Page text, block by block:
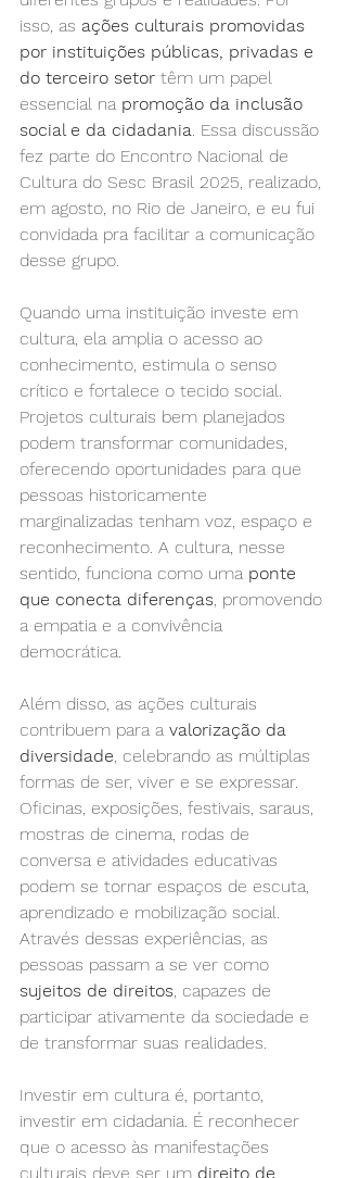
isso, as ações culturais promovidas
por instituições públicas, privadas e
do terceiro setor têm um papel
essencial na promoção da inclusão
social e da cidadania. Essa discussão
fez parte do Encontro Nacional de
Cultura do Sesc Brasil 2025, realizado,
em agosto, no Rio de Janeiro, e eu fui
convidada pra facilitar a comunicação
desse grupo.
Quando uma instituição investe em
cultura, ela amplia o acesso ao
conhecimento, estimula o senso
crítico e fortalece o tecido social.
Projetos culturais bem planejados
podem transformar comunidades,
oferecendo oportunidades para que
pessoas historicamente
marginalizadas tenham voz, espaço e
reconhecimento. A cultura, nesse
sentido, funciona como uma ponte
que conecta diferenças, promovendo
a empatia e a convivência
democrática.
Além disso, as ações culturais
contribuem para a valorização da
diversidade, celebrando as múltiplas
formas de ser, viver e se expressar.
Oficinas, exposições, festivais, saraus,
mostras de cinema, rodas de
conversa e atividades educativas
podem se tornar espaços de escuta,
aprendizado e mobilização social.
Através dessas experiências, as
pessoas passam a se ver como
sujeitos de direitos, capazes de
participar ativamente da sociedade e
de transformar suas realidades.
Investir em cultura é, portanto,
investir em cidadania. É reconhecer
que o acesso às manifestações
culturais deve ser um direito de